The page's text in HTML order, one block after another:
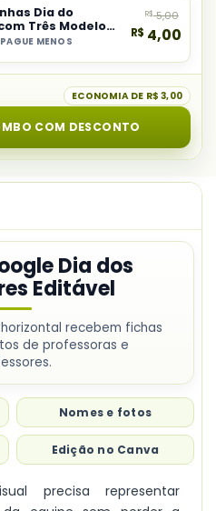
Dia do
Três Modelos
MENOS
R$5,00
R$ 4,00
ECONOMIA DE R$ 3,00
COM DESCONTO
Dia dos
Editável
recebem fichas
de professoras e
Nomes e fotos
Edição no Canva
precisa representar